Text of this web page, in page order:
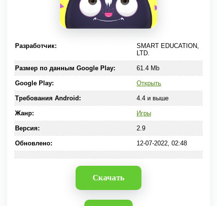
Разработчик:
SMART EDUCATION,
LTD.
Размер по данным Google Play: 61.4 Mb
Google Play: Открыть
Требования Android: 4.4 и выше
Жанр: Игры
Версия: 2.9
Обновлено: 12-07-2022, 02:48
Скачать